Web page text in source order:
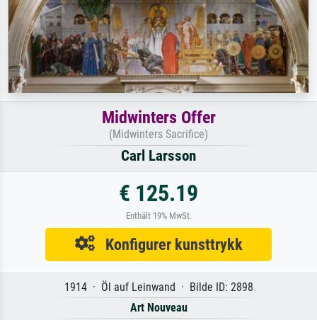
Midwinters Offer
(Midwinters Sacrifice)
Carl Larsson
€ 125.19
Enthält 19% MwSt.
Konfigurer kunsttrykk
1914 · Öl auf Leinwand · Bilde ID: 2898
Art Nouveau